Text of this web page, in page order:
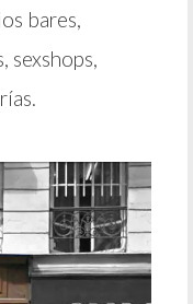
bares,